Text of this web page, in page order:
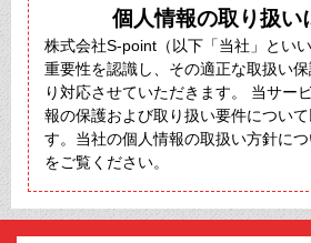
個人情報の取り扱い
株式会社S-point（以下「当社」とい
重要性を認識し、その適正な取扱い
り対応させていただきます。 当サー
報の保護および取り扱い要件につい
す。当社の個人情報の取扱い方針につ
をご覧ください。